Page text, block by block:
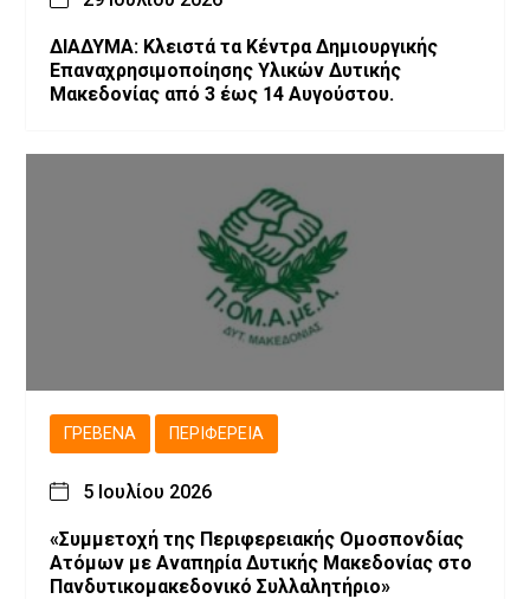
ΔΙΑΔΥΜΑ: Κλειστά τα Κέντρα Δημιουργικής
Επαναχρησιμοποίησης Υλικών Δυτικής
Μακεδονίας από 3 έως 14 Αυγούστου.
ΓΡΕΒΕΝΆ ΠΕΡΙΦΈΡΕΙΑ
5 Ιουλίου 2026
«Συμμετοχή της Περιφερειακής Ομοσπονδίας
Ατόμων με Αναπηρία Δυτικής Μακεδονίας στο
Πανδυτικομακεδονικό Συλλαλητήριο»